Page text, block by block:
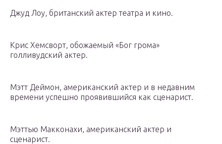
Джуд Лоу, британский актер театра и кино.
Крис Хемсворт, обожаемый «Бог грома»
голливудский актер.
Мэтт Деймон, американский актер и в недавним
времени успешно проявившийся как сценарист.
Мэттью Макконахи, американский актер и
сценарист.